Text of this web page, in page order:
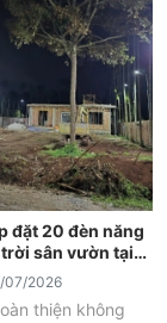
đặt 20 đèn năng
sân vườn tại
07/2026
thiện không